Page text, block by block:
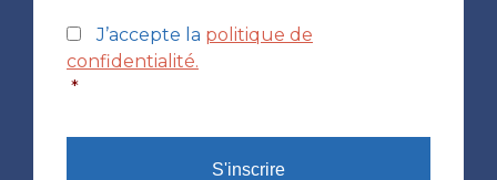
*
J’accepte la politique de
confidentialité.
*